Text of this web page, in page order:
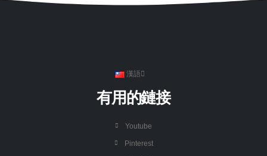
漢語
有用的鏈接
Youtube
Pinterest